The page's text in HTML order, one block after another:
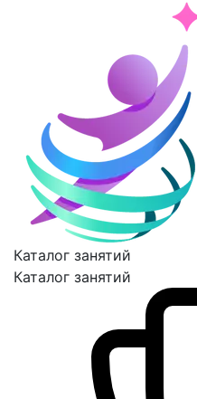
Каталог занятий
Каталог занятий